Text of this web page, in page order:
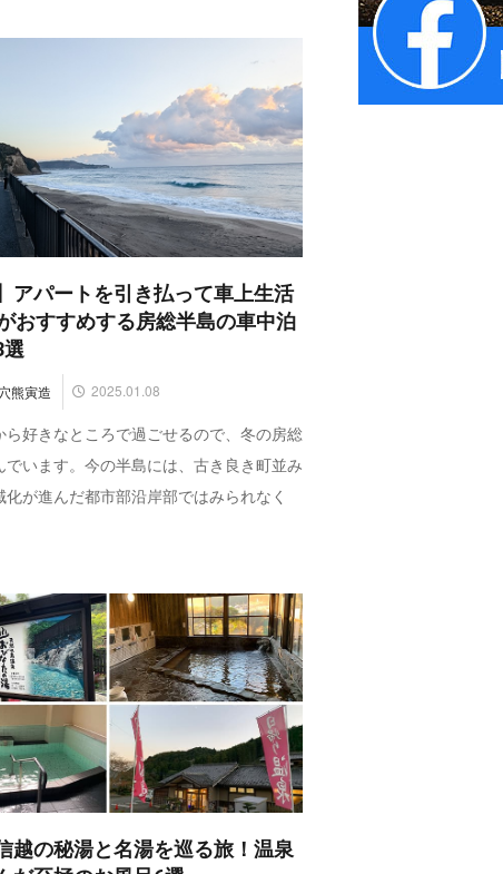
アパートを引き払って車上生活
おすすめする房総半島の車中泊
熊寅造 2025.01.08
ら好きなところで過ごせるので、冬の房総
でいます。今の半島には、古き良き町並み
が進んだ都市部沿岸部ではみられなく
越の秘湯と名湯を巡る旅！温泉